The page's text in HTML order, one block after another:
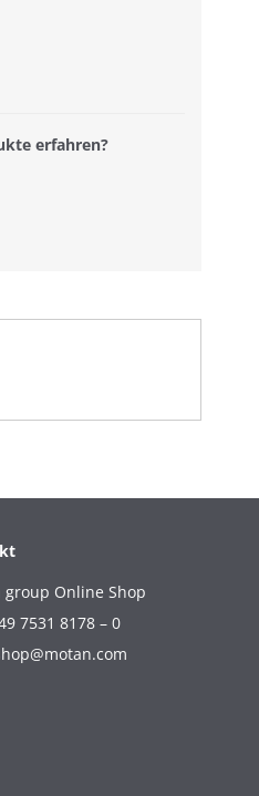
erfahren?
group Online Shop
7531 8178 – 0